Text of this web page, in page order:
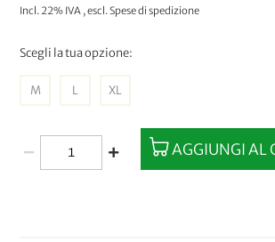
Incl. 22% IVA ,escl.Spese di spedizione
Scegli la tua opzione:
M L XL
AGGIUNGI AL